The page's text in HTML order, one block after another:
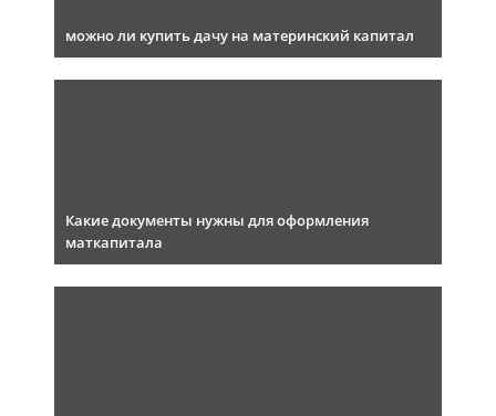
можно ли купить дачу на материнский капитал
Какие документы нужны для оформления
маткапитала